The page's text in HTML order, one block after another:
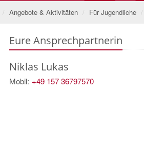
Angebote & Aktivitäten Für Jugendliche
Eure Ansprechpartnerin
Niklas Lukas
Mobil: +49 157 36797570